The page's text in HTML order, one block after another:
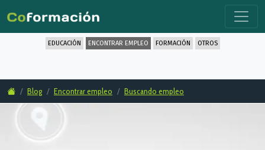
EDUCACIÓN ENCONTRAR EMPLEO FORMACIÓN OTROS
Blog Encontrar empleo Buscando empleo